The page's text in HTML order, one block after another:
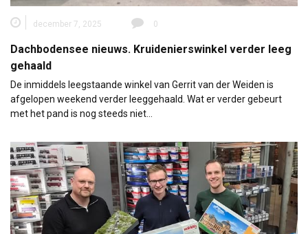
december 7, 2025 0
Dachbodensee nieuws. Kruidenierswinkel verder leeg
gehaald
De inmiddels leegstaande winkel van Gerrit van der Weiden is
afgelopen weekend verder leeggehaald. Wat er verder gebeurt
met het pand is nog steeds niet…